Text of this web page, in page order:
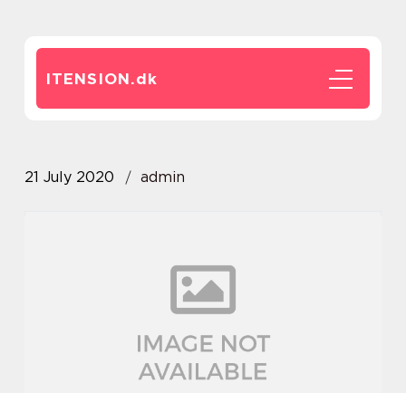
ITENSION.dk
21 July 2020 admin